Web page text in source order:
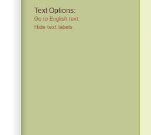
Text Options:
Go to English text
Hide text labels